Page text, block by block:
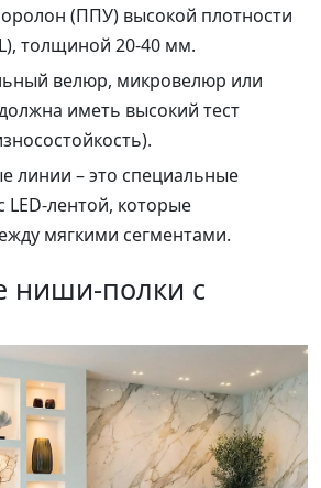
(ППУ) высокой плотности
толщиной 20-40 мм.
велюр, микровелюр или
иметь высокий тест
линии – это специальные
LED-лентой, которые
мягкими сегментами.
ниши-полки с